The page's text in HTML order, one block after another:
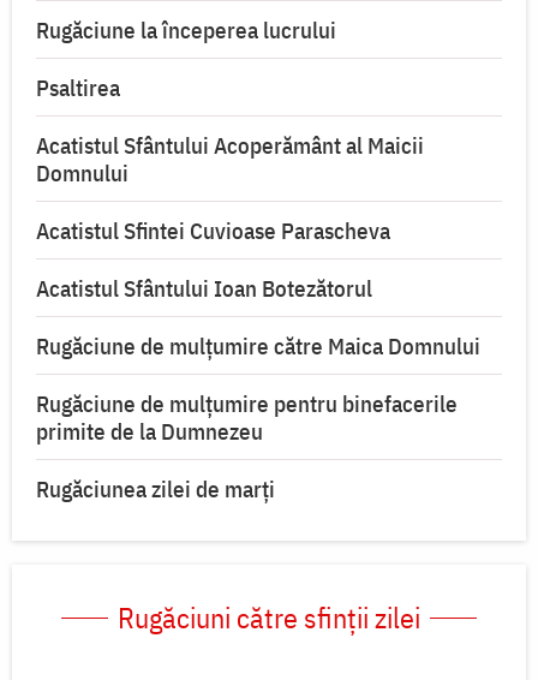
Rugăciune la începerea lucrului
Psaltirea
Acatistul Sfântului Acoperământ al Maicii
Domnului
Acatistul Sfintei Cuvioase Parascheva
Acatistul Sfântului Ioan Botezătorul
Rugăciune de mulţumire către Maica Domnului
Rugăciune de mulțumire pentru binefacerile
primite de la Dumnezeu
Rugăciunea zilei de marţi
Rugăciuni către sfinții zilei